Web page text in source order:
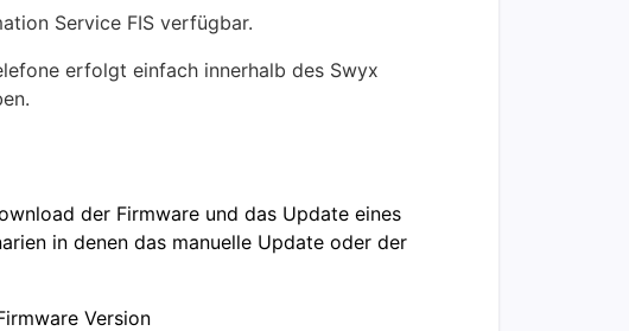
Service FIS verfügbar.
erfolgt einfach innerhalb des Swyx
der Firmware und das Update eines
in denen das manuelle Update oder der
Version